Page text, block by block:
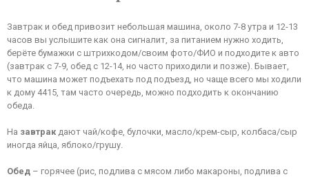
Завтрак и обед привозит небольшая машина, около 7-8 утра и 12-13
часов вы услышите как она сигналит, за питанием нужно ходить,
берёте бумажки с штрихкодом/своим фото/ФИО и подходите к авто
(завтрак с 7-9, обед с 12-14, но часто приходили и позже). Бывает,
что машина может подъехать под подъезд, но чаще всего мы ходили
к дому 4415, там часто очередь, можно подходить к окончанию
обеда.
На завтрак дают чай/кофе, булочки, масло/крем-сыр, колбаса/сыр
иногда яйца, яблоко/грушу.
Обед – горячее (рис, подлива с мясом либо макароны, подлива с